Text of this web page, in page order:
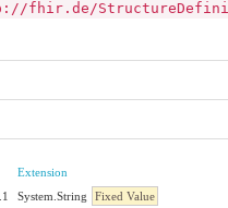
fhir.de/
Extension
1 System.String
Fixed Value